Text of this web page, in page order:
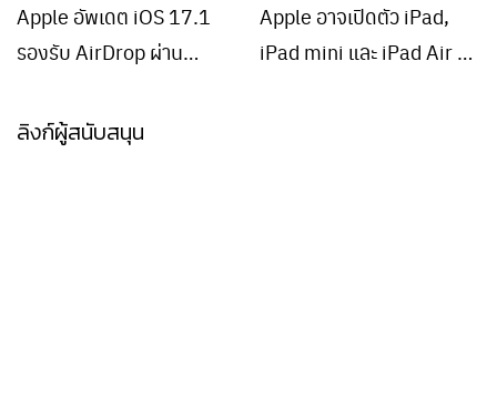
Apple อัพเดต iOS 17.1
รองรับ AirDrop ผ่าน
หลายรายการ
Apple อาจเปิดตัว iPad,
iPad mini และ iPad Air รุ่น
ลิงก์ผู้สนับสนุน